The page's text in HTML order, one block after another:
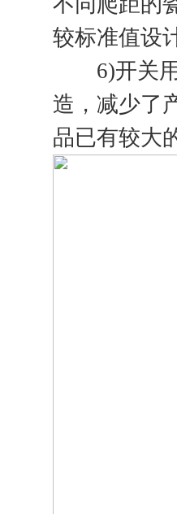
较标准值设
6)开关用
造，减少了
品已有较大